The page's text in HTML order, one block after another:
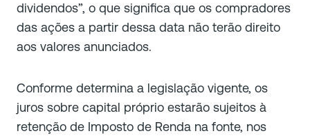
dividendos”, o que significa que os compradores
das ações a partir dessa data não terão direito
aos valores anunciados.
Conforme determina a legislação vigente, os
juros sobre capital próprio estarão sujeitos à
retenção de Imposto de Renda na fonte, nos